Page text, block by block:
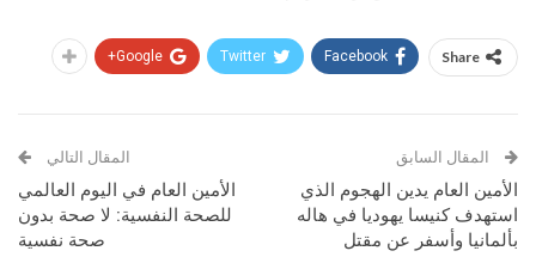
Share
Facebook
Twitter
Google+
المقال السابق
الأمين العام يدين الهجوم الذي
استهدف كنيسا يهوديا في هاله
بألمانيا وأسفر عن مقتل
المقال التالي
الأمين العام في اليوم العالمي
للصحة النفسية: لا صحة بدون
صحة نفسية